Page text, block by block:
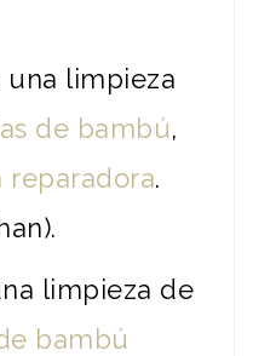
una limpieza
de bambú,
reparadora.
limpieza de
bambú